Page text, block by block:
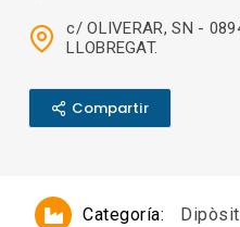
c/ OLIVERAR, SN -
LLOBREGAT.
Compartir
Categoría: